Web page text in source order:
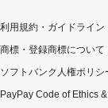
利用規約・ガイドライン
商標・登録商標について
ソフトバンク人権ポリシ
PayPay Code of Ethics